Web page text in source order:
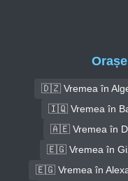
🇩🇿 Vremea în
🇮🇶 Vremea în
🇦🇪 Vremea în
🇪🇬 Vremea în
🇪🇬 Vremea în